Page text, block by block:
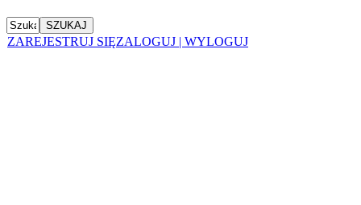
ZAREJESTRUJ SIĘZALOGUJ | WYLOGUJ